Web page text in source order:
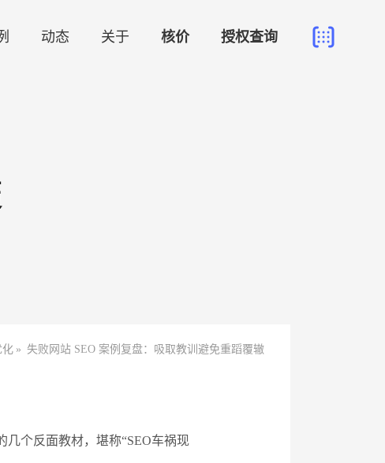
动态 关于 核价 授权查询
化 » 失败网站 SEO 案例复盘：吸取教训避免重蹈覆辙​
个反面教材，堪称“SEO车祸现